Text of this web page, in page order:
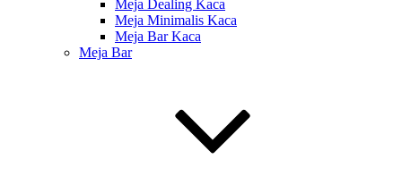
Meja Dealing Kaca
Meja Minimalis Kaca
Meja Bar Kaca
Meja Bar